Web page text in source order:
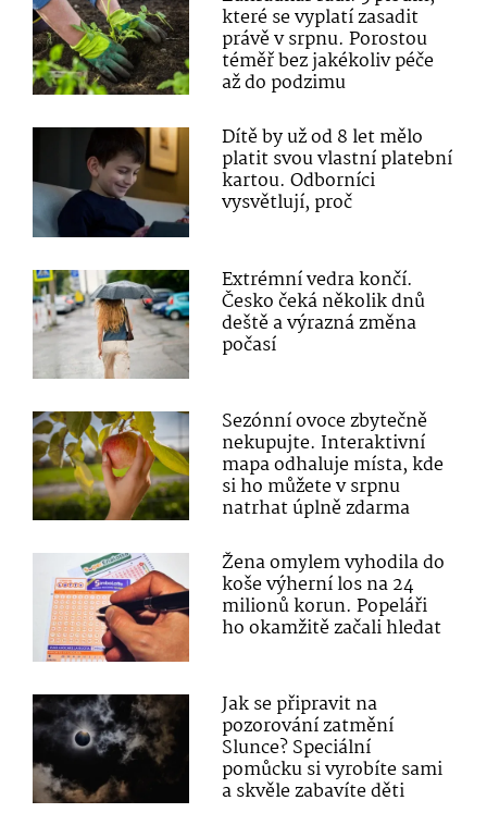
které se vyplatí zasadit
právě v srpnu. Porostou
téměř bez jakékoliv péče
až do podzimu
Dítě by už od 8 let mělo
platit svou vlastní platební
kartou. Odborníci
vysvětlují, proč
Extrémní vedra končí.
Česko čeká několik dnů
deště a výrazná změna
počasí
Sezónní ovoce zbytečně
nekupujte. Interaktivní
mapa odhaluje místa, kde
si ho můžete v srpnu
natrhat úplně zdarma
Žena omylem vyhodila do
koše výherní los na 24
milionů korun. Popeláři
ho okamžitě začali hledat
Jak se připravit na
pozorování zatmění
Slunce? Speciální
pomůcku si vyrobíte sami
a skvěle zabavíte děti